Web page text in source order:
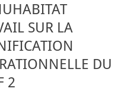
SUR LA
DU
2